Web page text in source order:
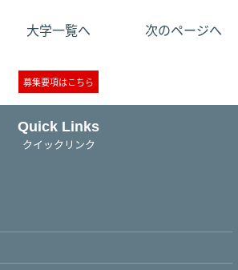
次のページへ
大学一覧へ
募集要項はこちら
Quick Links
クイックリンク